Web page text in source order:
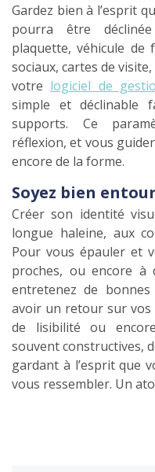
Gardez bien à l’esprit
pourra être
plaquette, véhicule de
sociaux, cartes de
votre logiciel de
simple et déclinable
supports. Ce
réflexion, et vous
encore de la forme.
Soyez bien
Créer son identité
longue haleine, aux
Pour vous épauler et
proches, ou encore à
entretenez de
avoir un retour sur vos
de lisibilité ou
souvent constructives,
gardant à l’esprit que
vous ressembler. Un